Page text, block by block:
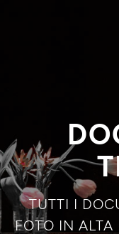
TUTTI I
FOTO IN ALTA